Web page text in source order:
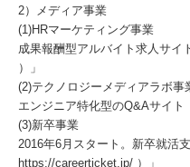
2）メディア事業
(1)HRマーケティング事業
成果報酬型アルバイト求人サ
）」
(2)テクノロジーメディアラボ事
エンジニア特化型のQ&Aサイト
(3)新卒事業
2016年6月スタート。新卒就活
https://careerticket.jp/ ）」